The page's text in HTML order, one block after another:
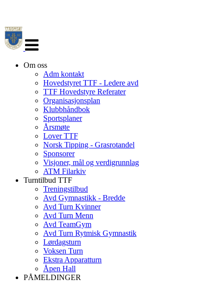
navigasjon
Om oss
Adm kontakt
Hovedstyret TTF - Ledere avd
TTF Hovedstyre Referater
Organisasjonsplan
Klubbhåndbok
Sportsplaner
Årsmøte
Lover TTF
Norsk Tipping - Grasrotandel
Sponsorer
Visjoner, mål og verdigrunnlag
ATM Filarkiv
Turntilbud TTF
Treningstilbud
Avd Gymnastikk - Bredde
Avd Turn Kvinner
Avd Turn Menn
Avd TeamGym
Avd Turn Rytmisk Gymnastik
Lørdagsturn
Voksen Turn
Ekstra Apparatturn
Åpen Hall
PÅMELDINGER